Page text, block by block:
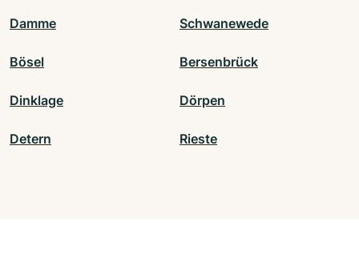
Damme Schwanewede
Bösel Bersenbrück
Dinklage Dörpen
Detern Rieste